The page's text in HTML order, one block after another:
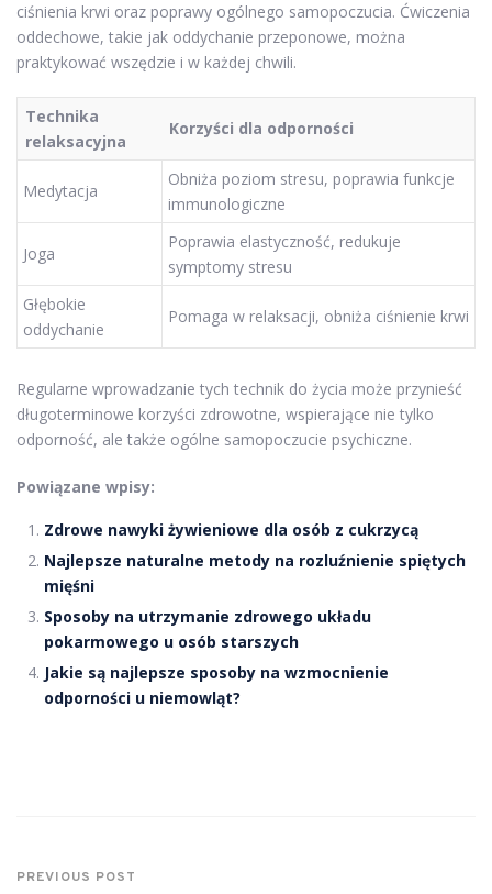
ciśnienia krwi oraz poprawy ogólnego samopoczucia. Ćwiczenia
oddechowe, takie jak oddychanie przeponowe, można
praktykować wszędzie i w każdej chwili.
Technika
relaksacyjna
Korzyści dla odporności
Medytacja
Obniża poziom stresu, poprawia funkcje
immunologiczne
Joga
Poprawia elastyczność, redukuje
symptomy stresu
Głębokie
oddychanie
Pomaga w relaksacji, obniża ciśnienie krwi
Regularne wprowadzanie tych technik do życia może przynieść
długoterminowe korzyści zdrowotne, wspierające nie tylko
odporność, ale także ogólne samopoczucie psychiczne.
Powiązane wpisy:
Zdrowe nawyki żywieniowe dla osób z cukrzycą
Najlepsze naturalne metody na rozluźnienie spiętych
mięśni
Sposoby na utrzymanie zdrowego układu
pokarmowego u osób starszych
Jakie są najlepsze sposoby na wzmocnienie
odporności u niemowląt?
PREVIOUS POST